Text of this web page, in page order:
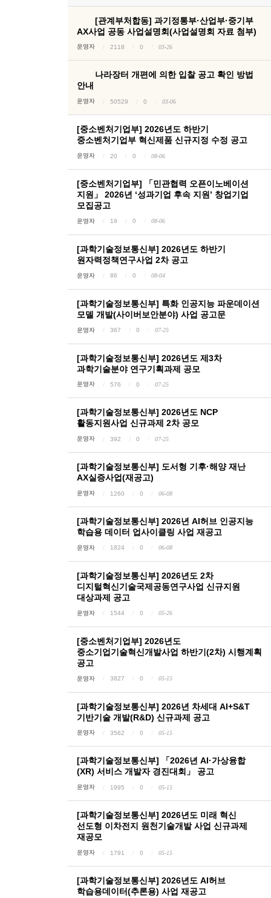
[관계부처합동] 과기정통부·산업부·중기부
AX사업 공동 사업설명회(사업설명회 자료 첨부)
운영자 2118 0 03-26
나라장터 개편에 의한 입찰 공고 확인 방법
안내
운영자 50529 0 03-06
[중소벤처기업부] 2026년도 하반기
중소벤처기업부 혁신제품 신규지정 수정 공고
운영자 20 0 08-06
[중소벤처기업부] 「민관협력 오픈이노베이션
지원」 2026년 ‘성과기업 후속 지원’ 창업기업
모집공고
운영자 19 0 08-06
[과학기술정보통신부] 2026년도 하반기
원자력정책연구사업 2차 공고
운영자 86 0 08-04
[과학기술정보통신부] 특화 인공지능 파운데이션
모델 개발(사이버보안분야) 사업 공고문
운영자 367 0 07-25
[과학기술정보통신부] 2026년도 제3차
과학기술분야 연구기획과제 공모
운영자 576 0 07-25
[과학기술정보통신부] 2026년도 NCP
활동지원사업 신규과제 2차 공모
운영자 392 0 07-25
[과학기술정보통신부] 도서형 기후·해양 재난
AX실증사업(재공고)
운영자 1260 0 06-08
[과학기술정보통신부] 2026년 AI허브 인공지능
학습용 데이터 업사이클링 사업 재공고
운영자 1824 0 06-08
[과학기술정보통신부] 2026년도 2차
디지털혁신기술국제공동연구사업 신규지원
대상과제 공고
운영자 1544 0 05-26
[중소벤처기업부] 2026년도
중소기업기술혁신개발사업 하반기(2차) 시행계획
공고
운영자 3827 0 05-15
[과학기술정보통신부] 2026년 차세대 AI+S&T
기반기술 개발(R&D) 신규과제 공고
운영자 3562 0 05-15
[과학기술정보통신부] 「2026년 AI·가상융합
(XR) 서비스 개발자 경진대회」 공고
운영자 1995 0 05-15
[과학기술정보통신부] 2026년도 미래 혁신
선도형 이차전지 원천기술개발 사업 신규과제
재공모
운영자 1791 0 05-15
[과학기술정보통신부] 2026년도 AI허브
학습용데이터(추론용) 사업 재공고